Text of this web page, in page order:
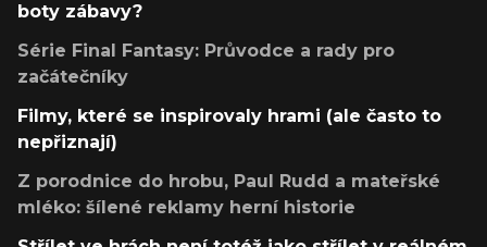
boty zábavy?
Série Final Fantasy: Průvodce a rady pro
začátečníky
Filmy, které se inspirovaly hrami (ale často to
nepřiznají)
Z porodnice do hrobu, Paul Rudd a mateřské
mléko: šílené reklamy herní historie